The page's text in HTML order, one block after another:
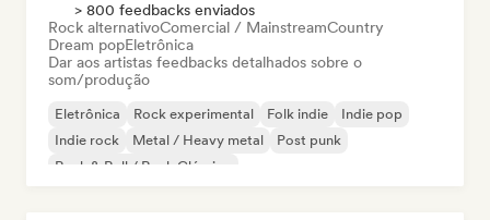
> 800 feedbacks enviados
Rock alternativoComercial / MainstreamCountry
Dream popEletrônica
Dar aos artistas feedbacks detalhados sobre o
som/produção
Eletrônica Rock experimental Folk indie
Indie pop
Indie rock
Metal / Heavy metal
Post punk
Rock & Roll / Rock Clássico